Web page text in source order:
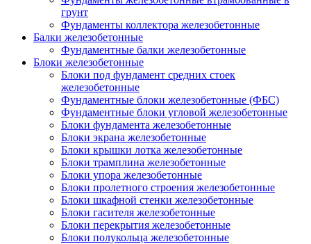
грунт
Фундаменты коллектора железобетонные
Балки железобетонные
Фундаментные балки железобетонные
Блоки железобетонные
Блоки под фундамент средних стоек
железобетонные
Фундаментные блоки железобетонные (ФБС)
Фундаментные блоки угловой железобетонные
Блоки фундамента железобетонные
Блоки экрана железобетонные
Блоки крышки лотка железобетонные
Блоки трамплина железобетонные
Блоки упора железобетонные
Блоки пролетного строения железобетонные
Блоки шкафной стенки железобетонные
Блоки гасителя железобетонные
Блоки перекрытия железобетонные
Блоки полукольца железобетонные